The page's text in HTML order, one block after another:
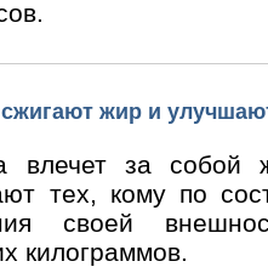
жир и
влечет за собой
тех, кому по
своей
килограммов.